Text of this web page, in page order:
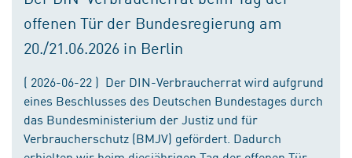
offenen Tür der Bundesregierung am
20./21.06.2026 in Berlin
( 2026-06-22 ) Der DIN-Verbraucherrat wird aufgrund
eines Beschlusses des Deutschen Bundestages durch
das Bundesministerium der Justiz und für
Verbraucherschutz (BMJV) gefördert. Dadurch